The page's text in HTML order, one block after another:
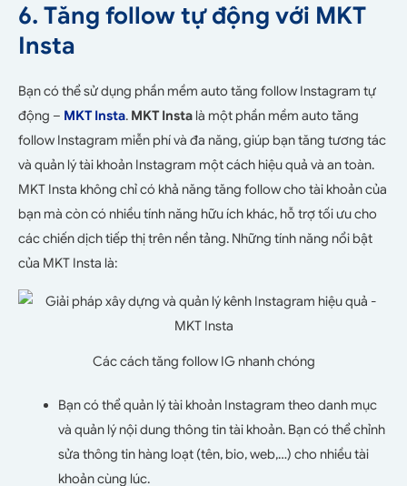
6. Tăng follow tự động với MKT
Insta
Bạn có thể sử dụng phần mềm auto tăng follow Instagram tự
động – MKT Insta. MKT Insta là một phần mềm auto tăng
follow Instagram miễn phí và đa năng, giúp bạn tăng tương tác
và quản lý tài khoản Instagram một cách hiệu quả và an toàn.
MKT Insta không chỉ có khả năng tăng follow cho tài khoản của
bạn mà còn có nhiều tính năng hữu ích khác, hỗ trợ tối ưu cho
các chiến dịch tiếp thị trên nền tảng. Những tính năng nổi bật
của MKT Insta là:
Các cách tăng follow IG nhanh chóng
Bạn có thể quản lý tài khoản Instagram theo danh mục
và quản lý nội dung thông tin tài khoản. Bạn có thể chỉnh
sửa thông tin hàng loạt (tên, bio, web,…) cho nhiều tài
khoản cùng lúc.